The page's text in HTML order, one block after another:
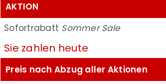
AKTION
Sofortrabatt Sommer Sale
Sie zahlen heute
Preis nach Abzug aller Aktionen